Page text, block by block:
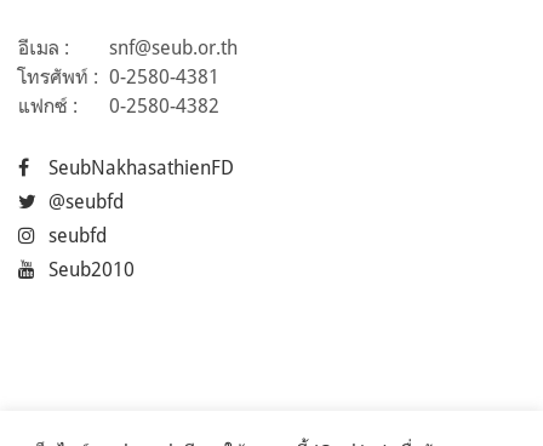
อีเมล :
snf@seub.or.th
โทรศัพท์ : 0-2580-4381
แฟกซ์ :
0-2580-4382
SeubNakhasathienFD
@seubfd
seubfd
Seub2010